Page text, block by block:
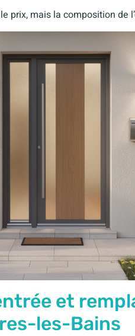
prix, mais la composition de
et
les-Bains